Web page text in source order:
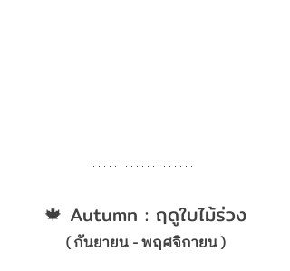
🍁 Autumn : ฤดูใบไม้ร่วง
( กันยายน - พฤศจิกายน )